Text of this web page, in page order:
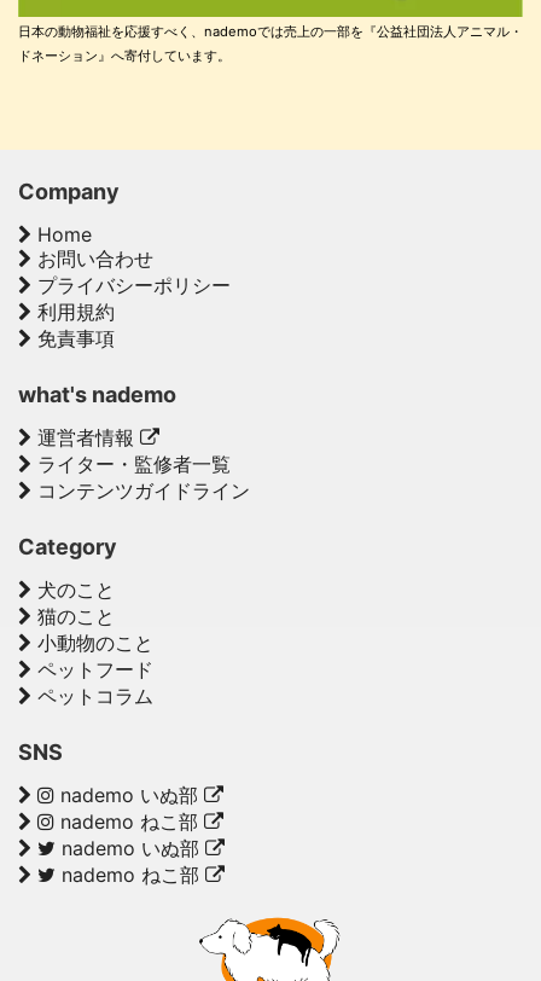
日本の動物福祉を応援すべく、nademoでは売上の一部を『公益社団法人アニマル・
ドネーション』へ寄付しています。
Company
Home
お問い合わせ
プライバシーポリシー
利用規約
免責事項
what's nademo
運営者情報
ライター・監修者一覧
コンテンツガイドライン
Category
犬のこと
猫のこと
小動物のこと
ペットフード
ペットコラム
SNS
nademo いぬ部
nademo ねこ部
nademo いぬ部
nademo ねこ部